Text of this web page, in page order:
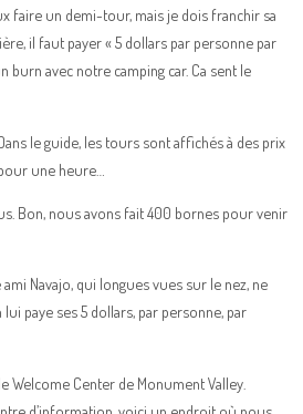
faire un demi-tour, mais je dois franchir sa
il faut payer « 5 dollars par personne par
burn avec notre camping car. Ca sent le
le guide, les tours sont affichés à des prix
une heure…
Bon, nous avons fait 400 bornes pour venir
Navajo, qui longues vues sur le nez, ne
paye ses 5 dollars, par personne, par
Welcome Center de Monument Valley.